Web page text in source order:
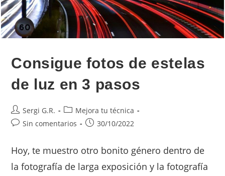
Consigue fotos de estelas
de luz en 3 pasos
Sergi G.R.
Mejora tu técnica
Sin comentarios
30/10/2022
Hoy, te muestro otro bonito género dentro de
la fotografía de larga exposición y la fotografía